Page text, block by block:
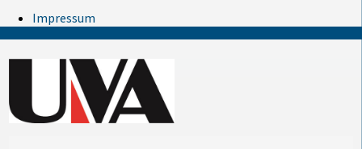
Impressum